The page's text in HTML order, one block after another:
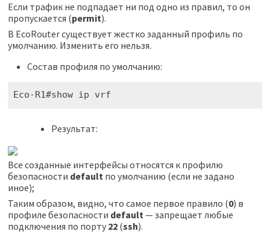
Если трафик не подпадает ни под одно из правил, то он
пропускается (permit).
В EcoRouter существует жестко заданный профиль по
умолчанию. Изменить его нельзя.
Состав профиля по умолчанию:
Eco-R1#show ip vrf
Результат:
Все созданные интерфейсы относятся к профилю
безопасности default по умолчанию (если не задано
иное);
Таким образом, видно, что самое первое правило (0) в
профиле безопасности default — запрещает любые
подключения по порту 22(ssh).